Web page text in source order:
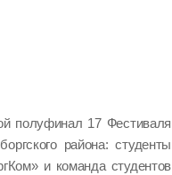
полуфинал 17 Фестиваля
района: студенты
и команда студентов